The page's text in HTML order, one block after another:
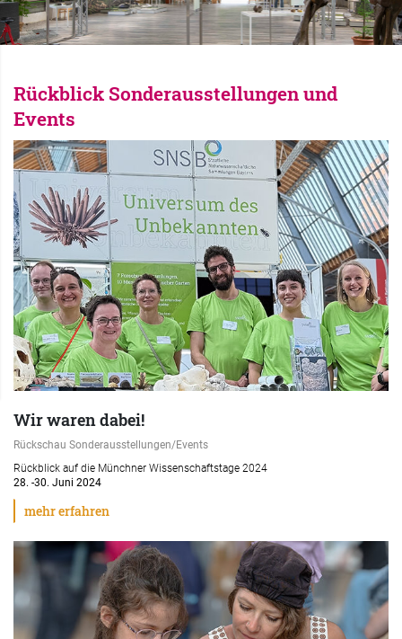
Rückblick Sonderausstellungen und
Events
Wir waren dabei!
Rückschau Sonderausstellungen/Events
Rückblick auf die Münchner Wissenschaftstage 2024
28. -30. Juni 2024
mehr erfahren